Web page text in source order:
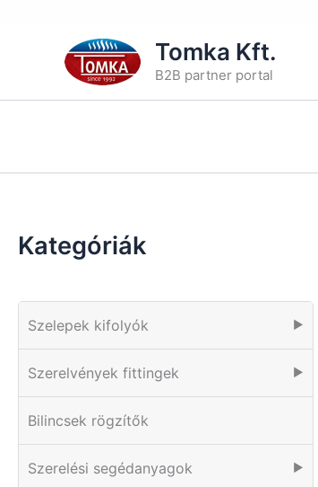
Tomka Kft.
B2B partner portal
Kategóriák
Szelepek kifolyók ▶
Szerelvények fittingek ▶
Bilincsek rögzítők
Szerelési segédanyagok ▶